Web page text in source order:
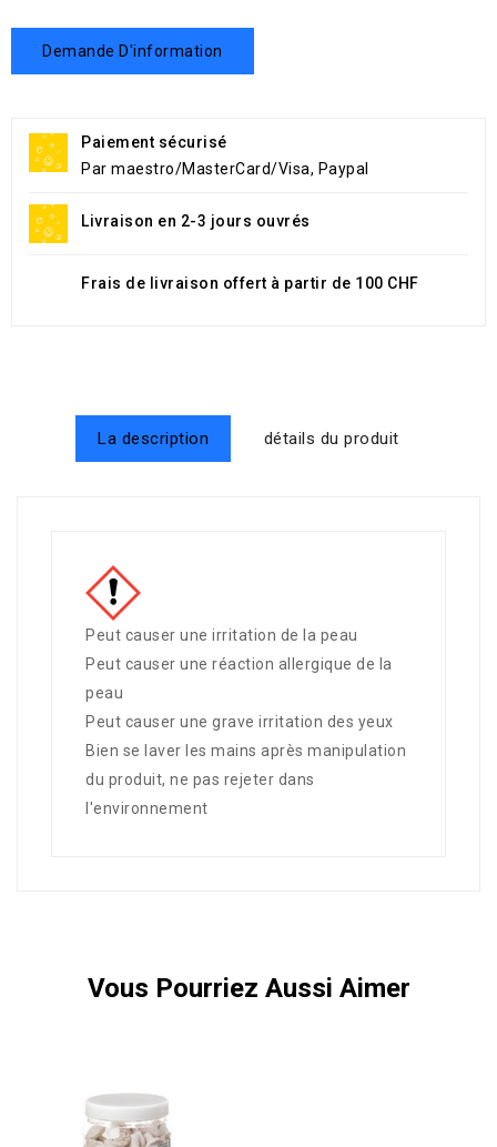
Demande D'information
Paiement sécurisé
Par maestro/MasterCard/Visa, Paypal
Livraison en 2-3 jours ouvrés
Frais de livraison offert à partir de 100 CHF
La description détails du produit
Peut causer une irritation de la peau
Peut causer une réaction allergique de la
peau
Peut causer une grave irritation des yeux
Bien se laver les mains après manipulation
du produit, ne pas rejeter dans
l'environnement
Vous Pourriez Aussi Aimer